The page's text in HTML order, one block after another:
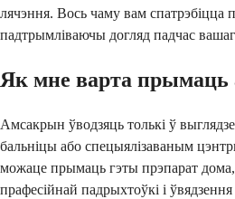
лячэння. Вось чаму вам спатрэбіцца
падтрымліваючы догляд падчас
Як мне варта прымаць
Амсакрын ўводзяць толькі ў
бальніцы або спецыялізаваным
можаце прымаць гэты прэпарат дома,
прафесійнай падрыхтоўкі і